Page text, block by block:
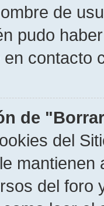
de
pudo
contacto
de
del
del foro